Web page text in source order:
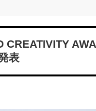
CREATIVITY
表